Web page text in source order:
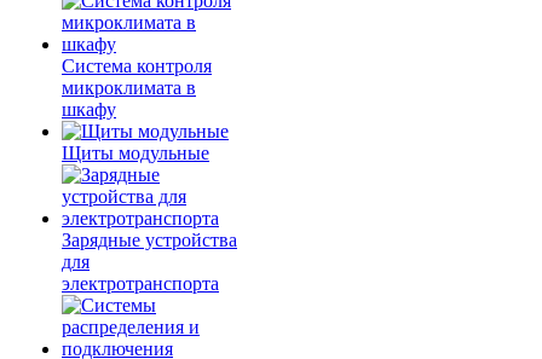
Система контроля
микроклимата в
шкафу
Щиты модульные
Зарядные устройства
для
электротранспорта